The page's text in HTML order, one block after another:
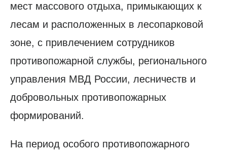
мест массового отдыха, примыкающих к
лесам и расположенных в лесопарковой
зоне, с привлечением сотрудников
противопожарной службы, регионального
управления МВД России, лесничеств и
добровольных противопожарных
формирований.
На период особого противопожарного